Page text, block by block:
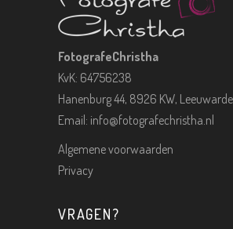
FotografeChristha
KvK: 64756238
Hanenburg 44, 8926 KW,
Email: info@fotografechristha.nl
Algemene voorwaarden
Privacy
VRAGEN?